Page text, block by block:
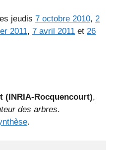
jeudis 7 octobre 2010, 2
2011, 7 avril 2011 et 26
(INRIA-Rocquencourt),
des arbres.
.